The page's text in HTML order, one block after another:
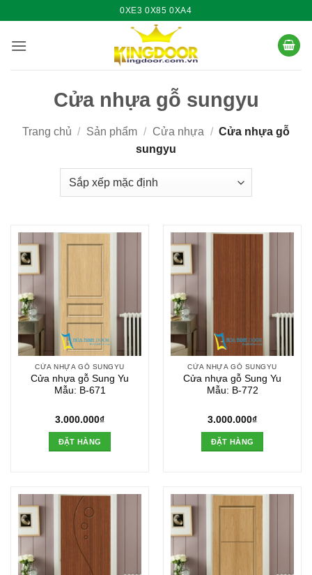
nội
0XE3 0X85 0XA4
Cửa nhựa gỗ sungyu
Trang chủ / Sản phẩm / Cửa nhựa / Cửa nhựa gỗ
sungyu
CỬA NHỰA GỖ SUNGYU
Cửa nhựa gỗ Sung Yu
Mẫu: B-671
3.000.000₫
ĐẶT HÀNG
CỬA NHỰA GỖ SUNGYU
Cửa nhựa gỗ Sung Yu
Mẫu: B-772
3.000.000₫
ĐẶT HÀNG